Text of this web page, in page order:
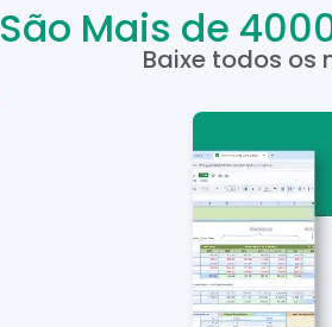
São Mais de
Baixe todos os